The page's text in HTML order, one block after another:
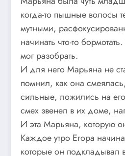
когда-то пышные волосы
мутными,
начинать что-то
мог разобрать.
И для него Марьяна не
помнил, как она
сильные, ложились на
смех звенел в их доме,
И эта Марьяна, которую
Каждое утро Егора
которые он подкладывал